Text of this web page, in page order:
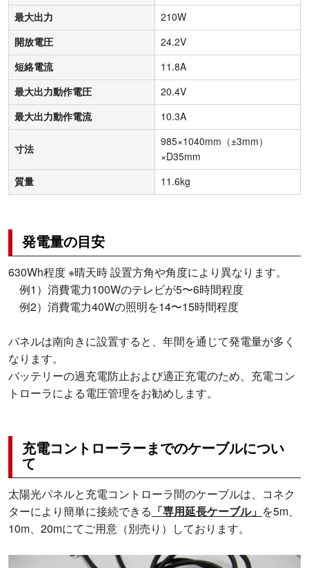
最大出力
210W
開放電圧
24.2V
短絡電流
11.8A
最大出力動作電圧
20.4V
最大出力動作電流
10.3A
寸法
985×1040mm（±3mm）
×D35mm
質量
11.6kg
発電量の目安
630Wh程度 ※晴天時 設置方角や角度により異なります。
例1）消費電力100Wのテレビが5〜6時間程度
例2）消費電力40Wの照明を14〜15時間程度
パネルは南向きに設置すると、年間を通じて発電量が多く
なります。
バッテリーの過充電防止および適正充電のため、充電コン
トローラによる電圧管理をお勧めします。
充電コントローラーまでのケーブルについ
て
太陽光パネルと充電コントローラ間のケーブルは、コネク
ターにより簡単に接続できる 「専用延長ケーブル」 を5m、
10m、20mにてご用意（別売り）しております。